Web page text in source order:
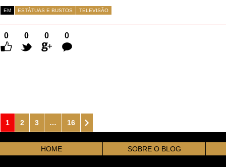
EM ESTÁTUAS E BUSTOS TELEVISÃO
0 0 0
0
Comentários
1 2 3 … 16
HOME SOBRE O BLOG